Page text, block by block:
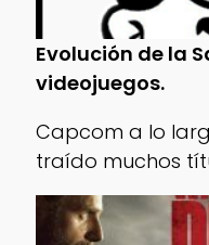
Evolución de la
videojuegos.
Capcom a lo
traído muchos